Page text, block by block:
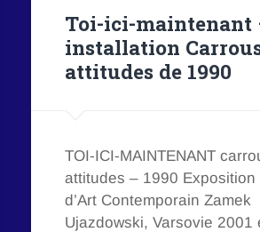
Toi-ici-maintenant
installation
attitudes de 1990
TOI-ICI-MAINTENANT
attitudes – 1990 Exposition
d’Art Contemporain Zamek
Ujazdowski, Varsovie 2001